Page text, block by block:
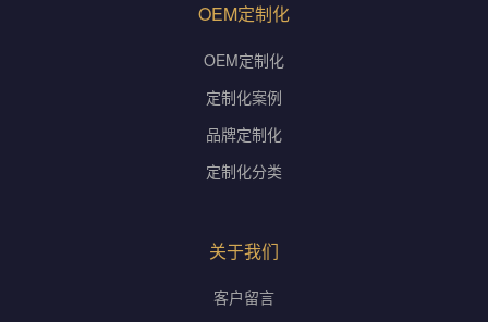
OEM定制化
OEM定制化
定制化案例
品牌定制化
定制化分类
关于我们
客户留言